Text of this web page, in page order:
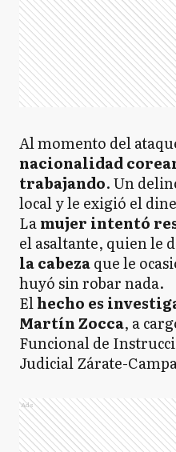
Al momento del
nacionalidad
trabajando. Un
local y le exigió el
Lamujer intentó
el asaltante, quien le
la cabezaque le
huyó sin robar nada.
Elhecho es
Martín Zocca, a
Funcional de
Judicial Zárate-
Ads